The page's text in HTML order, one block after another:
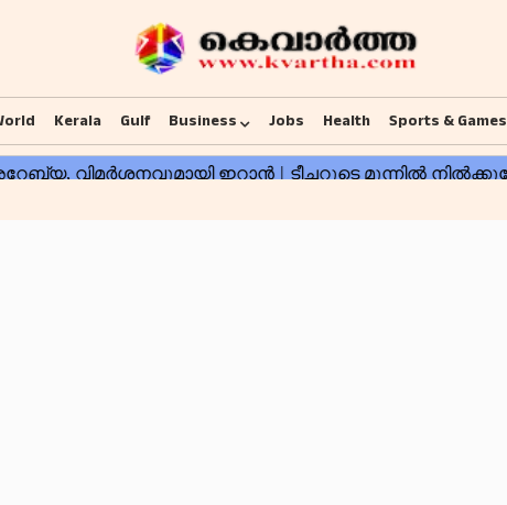
Kerala Gulf Business Jobs Health Sports & Games